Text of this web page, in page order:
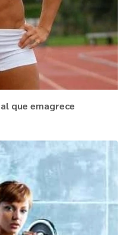
que emagrece